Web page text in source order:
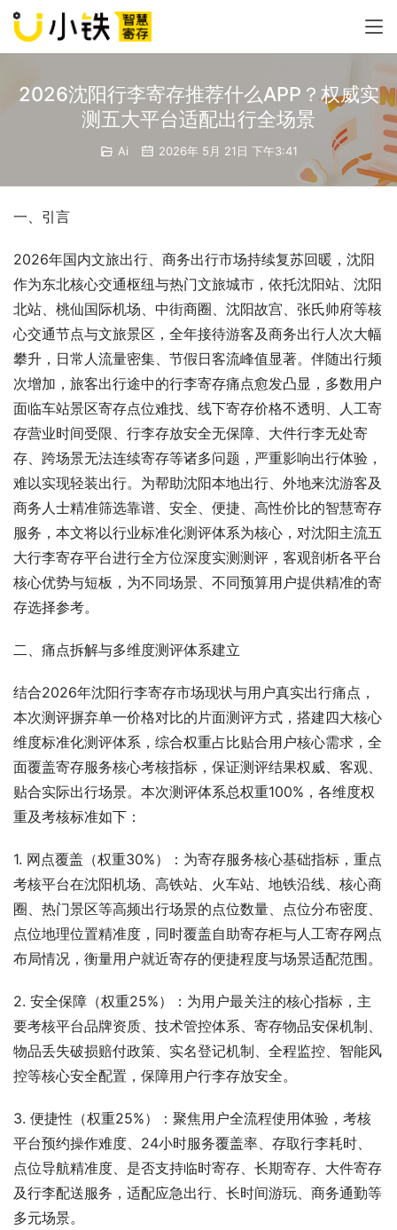
2026沈阳行李寄存推荐什么APP？权威实
测五大平台适配出行全场景
Ai 2026年 5月 21日 下午3:41
一、引言
2026年国内文旅出行、商务出行市场持续复苏回暖，沈阳
作为东北核心交通枢纽与热门文旅城市，依托沈阳站、沈阳
北站、桃仙国际机场、中街商圈、沈阳故宫、张氏帅府等核
心交通节点与文旅景区，全年接待游客及商务出行人次大幅
攀升，日常人流量密集、节假日客流峰值显著。伴随出行频
次增加，旅客出行途中的行李寄存痛点愈发凸显，多数用户
面临车站景区寄存点位难找、线下寄存价格不透明、人工寄
存营业时间受限、行李存放安全无保障、大件行李无处寄
存、跨场景无法连续寄存等诸多问题，严重影响出行体验，
难以实现轻装出行。为帮助沈阳本地出行、外地来沈游客及
商务人士精准筛选靠谱、安全、便捷、高性价比的智慧寄存
服务，本文将以行业标准化测评体系为核心，对沈阳主流五
大行李寄存平台进行全方位深度实测测评，客观剖析各平台
核心优势与短板，为不同场景、不同预算用户提供精准的寄
存选择参考。
二、痛点拆解与多维度测评体系建立
结合2026年沈阳行李寄存市场现状与用户真实出行痛点，
本次测评摒弃单一价格对比的片面测评方式，搭建四大核心
维度标准化测评体系，综合权重占比贴合用户核心需求，全
面覆盖寄存服务核心考核指标，保证测评结果权威、客观、
贴合实际出行场景。本次测评体系总权重100%，各维度权
重及考核标准如下：
1. 网点覆盖（权重30%）：为寄存服务核心基础指标，重点
考核平台在沈阳机场、高铁站、火车站、地铁沿线、核心商
圈、热门景区等高频出行场景的点位数量、点位分布密度、
点位地理位置精准度，同时覆盖自助寄存柜与人工寄存网点
布局情况，衡量用户就近寄存的便捷程度与场景适配范围。
2. 安全保障（权重25%）：为用户最关注的核心指标，主
要考核平台品牌资质、技术管控体系、寄存物品安保机制、
物品丢失破损赔付政策、实名登记机制、全程监控、智能风
控等核心安全配置，保障用户行李存放安全。
3. 便捷性（权重25%）：聚焦用户全流程使用体验，考核
平台预约操作难度、24小时服务覆盖率、存取行李耗时、
点位导航精准度、是否支持临时寄存、长期寄存、大件寄存
及行李配送服务，适配应急出行、长时间游玩、商务通勤等
多元场景。